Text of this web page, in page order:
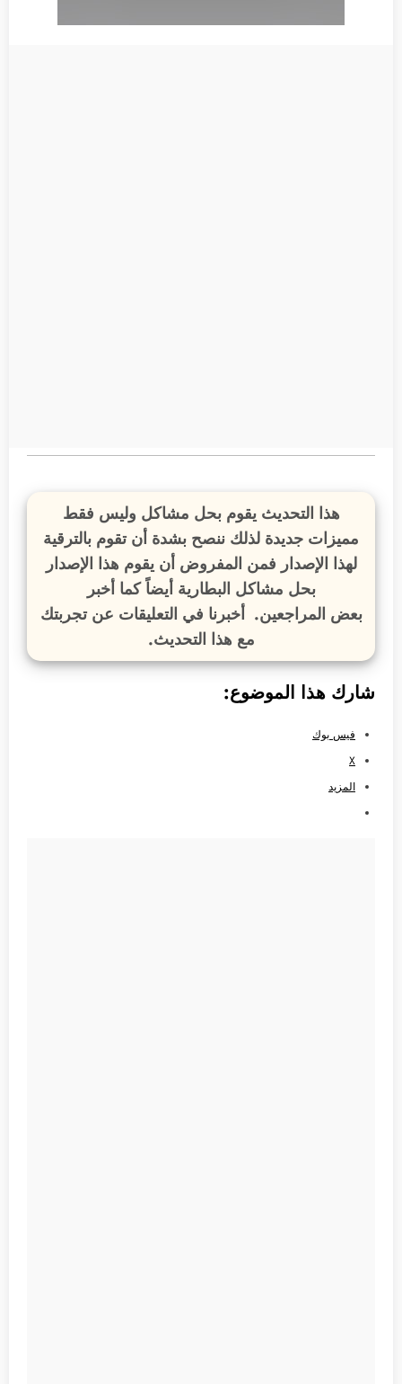
هذا التحديث يقوم بحل مشاكل وليس فقط
مميزات جديدة لذلك ننصح بشدة أن تقوم بالترقية
لهذا الإصدار فمن المفروض أن يقوم هذا الإصدار
بحل مشاكل البطارية أيضاً كما أخبر
بعض المراجعين. أخبرنا في التعليقات عن تجربتك
مع هذا التحديث.
شارك هذا الموضوع:
فيس بوك
X
المزيد